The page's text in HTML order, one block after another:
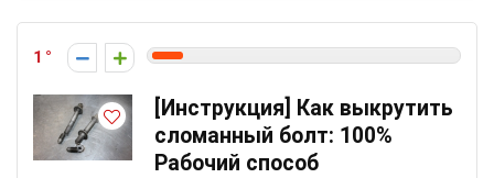
1
[Инструкция] Как выкрутить
сломанный болт: 100%
Рабочий способ